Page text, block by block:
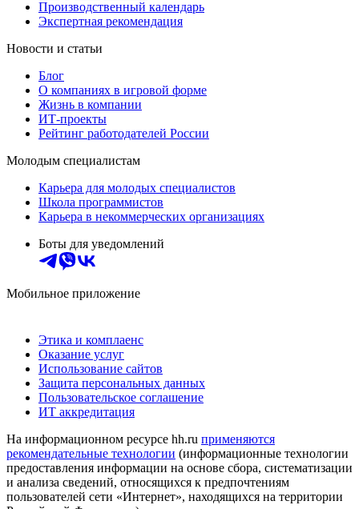
Производственный календарь
Экспертная рекомендация
Новости и статьи
Блог
О компаниях в игровой форме
Жизнь в компании
ИТ-проекты
Рейтинг работодателей России
Молодым специалистам
Карьера для молодых специалистов
Школа программистов
Карьера в некоммерческих организациях
Боты для уведомлений
Мобильное приложение
Этика и комплаенс
Оказание услуг
Использование сайтов
Защита персональных данных
Пользовательское соглашение
ИТ аккредитация
На информационном ресурсе hh.ru применяются
рекомендательные технологии (информационные технологии
предоставления информации на основе сбора, систематизации
и анализа сведений, относящихся к предпочтениям
пользователей сети «Интернет», находящихся на территории